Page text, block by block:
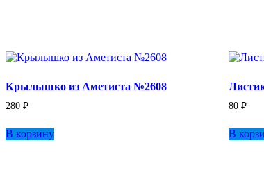
выбрать
странице
Крылышко из Аметиста №2608
280 ₽
В корзину
80₽
В